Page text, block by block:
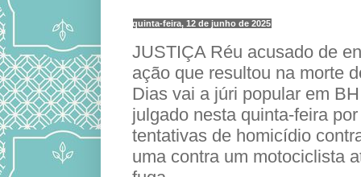
quinta-feira, 12 de junho de 2025
JUSTIÇA Réu acusado de
ação que resultou na morte
Dias vai a júri popular em
julgado nesta quinta-feira
tentativas de homicídio
uma contra um motociclista